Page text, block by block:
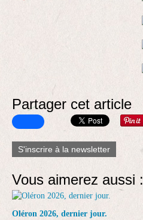
Partager cet article
S'inscrire à la newsletter
Vous aimerez aussi :
Oléron 2026, dernier jour.